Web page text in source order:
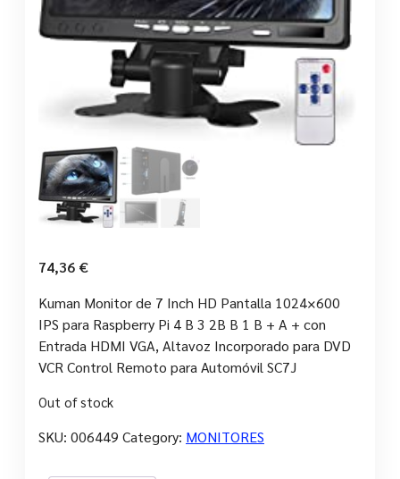
74,36 €
Kuman Monitor de 7 Inch HD Pantalla 1024×600
IPS para Raspberry Pi 4 B 3 2B B 1 B + A + con
Entrada HDMI VGA, Altavoz Incorporado para DVD
VCR Control Remoto para Automóvil SC7J
Out of stock
SKU: 006449 Category: MONITORES